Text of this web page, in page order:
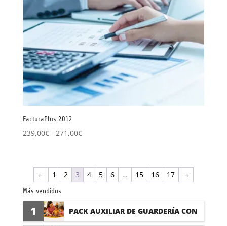
FacturaPlus 2012
239,00€ - 271,00€Rango
desde
239,00€
271,00€
← 1 2 3 4 5 6 … 15 16 17 →
Más vendidos
1 PACK AUXILIAR DE GUARDERÍA CON